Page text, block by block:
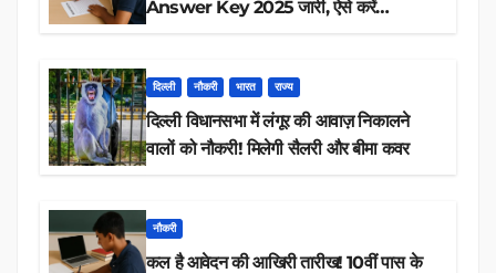
Answer Key 2025 जारी, ऐसे करें
दिल्ली नौकरी भारत राज्य
दिल्ली विधानसभा में लंगूर की आवाज़ निकालने
वालों को नौकरी! मिलेगी सैलरी और बीमा कवर
नौकरी
कल है आवेदन की आखिरी तारीख! 10वीं पास के